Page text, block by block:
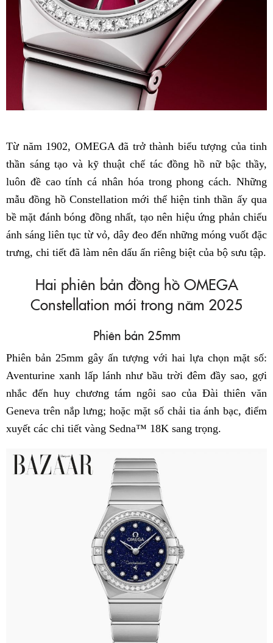
Từ năm 1902, OMEGA đã trở thành biểu tượng của tinh
thần sáng tạo và kỹ thuật chế tác đồng hồ nữ bậc thầy,
luôn đề cao tính cá nhân hóa trong phong cách. Những
mẫu đồng hồ Constellation mới thể hiện tinh thần ấy qua
bề mặt đánh bóng đồng nhất, tạo nên hiệu ứng phản chiếu
ánh sáng liên tục từ vỏ, dây đeo đến những móng vuốt đặc
trưng, chi tiết đã làm nên dấu ấn riêng biệt của bộ sưu tập.
Hai phiên bản đồng hồ OMEGA
Constellation mới trong năm 2025
Phiên bản 25mm
Phiên bản 25mm gây ấn tượng với hai lựa chọn mặt số:
Aventurine xanh lấp lánh như bầu trời đêm đầy sao, gợi
nhắc đến huy chương tám ngôi sao của Đài thiên văn
Geneva trên nắp lưng; hoặc mặt số chải tia ánh bạc, điểm
xuyết các chi tiết vàng Sedna™ 18K sang trọng.